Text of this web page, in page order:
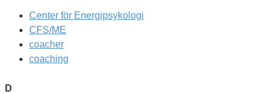
Center för Energipsykologi
CFS/ME
coacher
coaching
D